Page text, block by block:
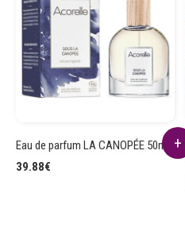
Eau de parfum LA CANOPÉE 50ml
39.88€